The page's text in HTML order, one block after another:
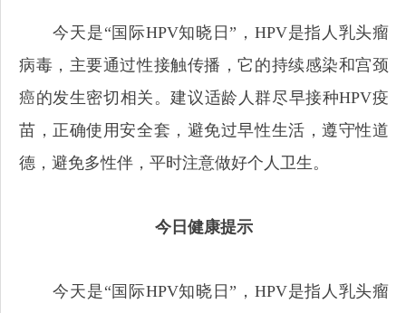
今天是“国际HPV知晓日”，HPV是指人乳头瘤
病毒，主要通过性接触传播，它的持续感染和宫颈
癌的发生密切相关。建议适龄人群尽早接种HPV疫
苗，正确使用安全套，避免过早性生活，遵守性道
德，避免多性伴，平时注意做好个人卫生。
今日健康提示
今天是“国际HPV知晓日”，HPV是指人乳头瘤